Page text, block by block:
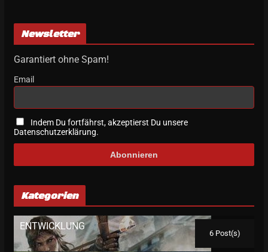
Newsletter
Garantiert ohne Spam!
Email
Indem Du fortfährst, akzeptierst Du unsere
Datenschutzerklärung.
Kategorien
ENTWICKLUNG
6 Post(s)